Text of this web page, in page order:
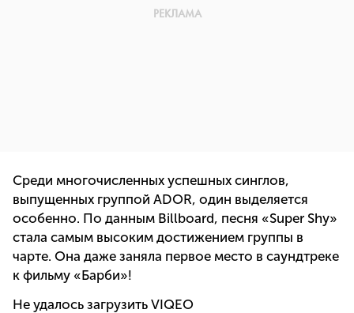
Среди многочисленных успешных синглов,
выпущенных группой ADOR, один выделяется
особенно. По данным Billboard, песня «Super Shy»
стала самым высоким достижением группы в
чарте. Она даже заняла первое место в саундтреке
к фильму «Барби»!
Не удалось загрузить VIQEO